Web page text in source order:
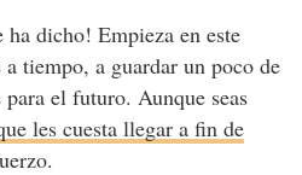
ha dicho! Empieza en este
a tiempo, a guardar un poco de
el futuro. Aunque seas
les cuesta llegar a fin de